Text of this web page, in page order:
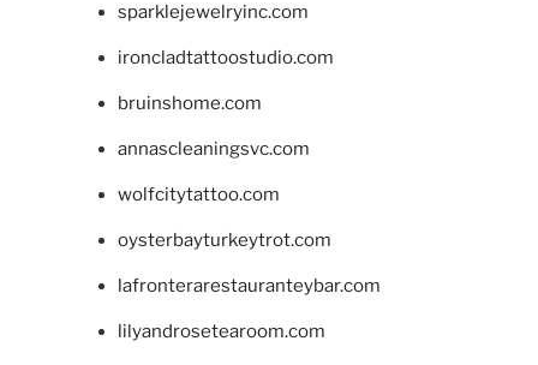
sparklejewelryinc.com
ironcladtattoostudio.com
bruinshome.com
annascleaningsvc.com
wolfcitytattoo.com
oysterbayturkeytrot.com
lafronterarestauranteybar.com
lilyandrosetearoom.com